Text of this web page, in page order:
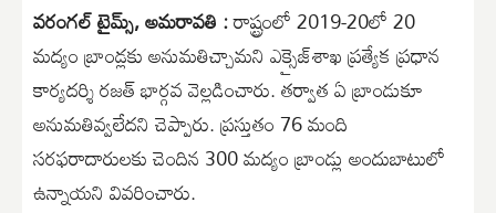
వరంగల్ టైమ్స్, అమరావతి :రాష్ట్రంలో 2019-20లో 20
మద్యం బ్రాండ్లకు అనుమతిచ్చామని ఎక్సైజ్‌శాఖ ప్రత్యేక ప్రధాన
కార్యదర్శి రజత్‌ భార్గవ వెల్లడించారు. తర్వాత ఏ బ్రాండుకూ
అనుమతివ్వలేదని చెప్పారు. ప్రస్తుతం 76 మంది
సరఫరాదారులకు చెందిన 300 మద్యం బ్రాండ్లు అందుబాటులో
ఉన్నాయని వివరించారు.